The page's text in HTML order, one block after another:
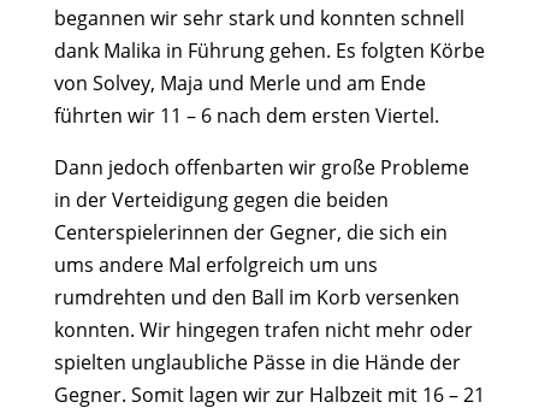
begannen wir sehr stark und konnten schnell
dank Malika in Führung gehen. Es folgten Körbe
von Solvey, Maja und Merle und am Ende
führten wir 11 – 6 nach dem ersten Viertel.
Dann jedoch offenbarten wir große Probleme
in der Verteidigung gegen die beiden
Centerspielerinnen der Gegner, die sich ein
ums andere Mal erfolgreich um uns
rumdrehten und den Ball im Korb versenken
konnten. Wir hingegen trafen nicht mehr oder
spielten unglaubliche Pässe in die Hände der
Gegner. Somit lagen wir zur Halbzeit mit 16 – 21